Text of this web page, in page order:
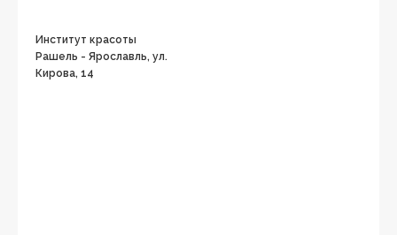
Институт красоты
Рашель - Ярославль, ул.
Кирова, 14